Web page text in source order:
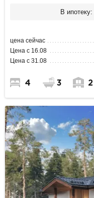
В ипотеку:
цена сейчас
Цена с 16.08
Цена с 31.08
4 3 2